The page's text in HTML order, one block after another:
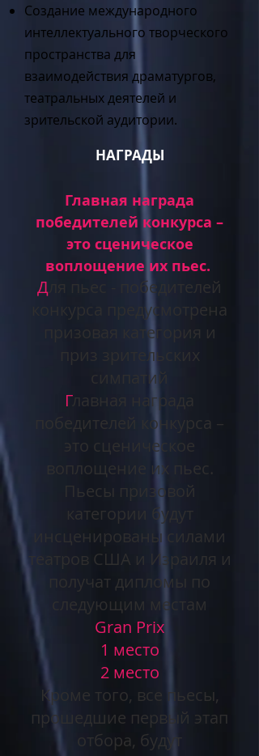
Создание международного
интеллектуального творческого
пространства для
взаимодействия драматургов,
театральных деятелей и
зрительской аудитории.
НАГРАДЫ
Главная награда
победителей конкурса –
это сценическое
воплощение их пьес.
Д ля пьес - победителей
конкурса предусмотрена
призовая категория и
приз зрительских
симпатий
Главная награда
победителей конкурса –
это сценическое
воплощение их пьес.
Пьесы призовой
категории будут
инсценированы силами
театров США и Израиля и
получат дипломы по
следующим местам
Gran Prix
1 место
2 место
Кроме того, все пьесы,
прошедшие первый этап
отбора, будут